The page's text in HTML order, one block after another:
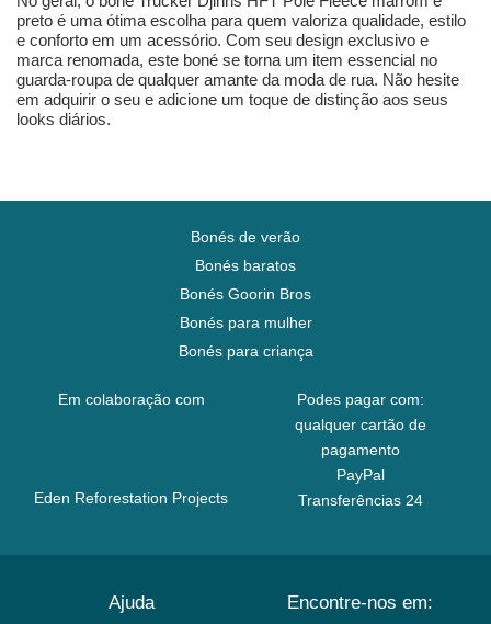
preto é uma ótima escolha para quem valoriza qualidade, estilo
e conforto em um acessório. Com seu design exclusivo e
marca renomada, este boné se torna um item essencial no
guarda-roupa de qualquer amante da moda de rua. Não hesite
em adquirir o seu e adicione um toque de distinção aos seus
looks diários.
Bonés de verão
Bonés baratos
Bonés Goorin Bros
Bonés para mulher
Bonés para criança
Em colaboração com
Eden Reforestation Projects
Podes pagar com:
qualquer cartão de
pagamento
PayPal
Transferências 24
Ajuda Encontre-nos em: